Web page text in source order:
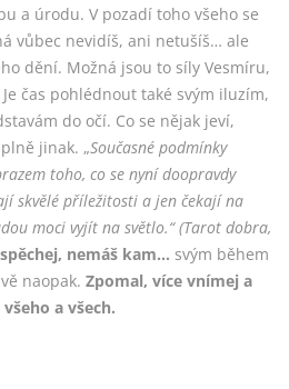
a úrodu. V pozadí toho všeho se
vůbec nevidíš, ani netušíš… ale
dění. Možná jsou to síly Vesmíru,
čas pohlédnout také svým iluzím,
do očí. Co se nějak jeví,
jinak. „Současné podmínky
toho, co se nyní doopravdy
skvělé příležitosti a jen čekají na
moci vyjít na světlo.“ (Tarot dobra,
nemáš kam… svým během
naopak. Zpomal, více vnímej a
a všech.